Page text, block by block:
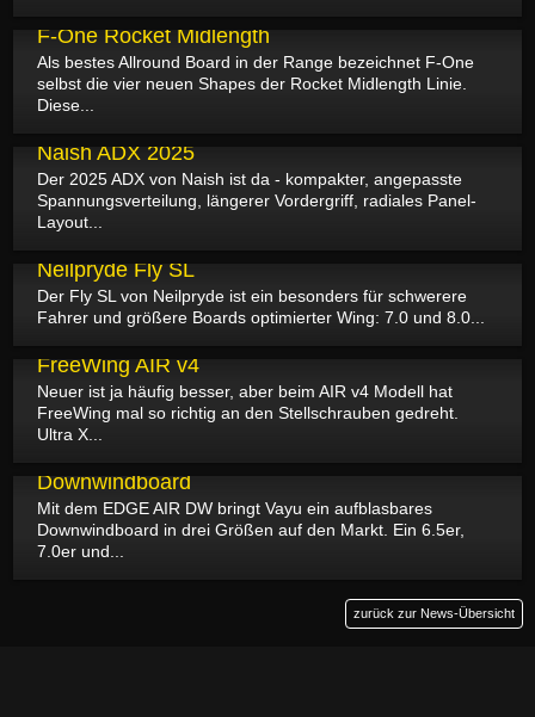
F-One Rocket Midlength
Als bestes Allround Board in der Range bezeichnet F-One
selbst die vier neuen Shapes der Rocket Midlength Linie.
Diese...
Naish ADX 2025
Der 2025 ADX von Naish ist da - kompakter, angepasste
Spannungsverteilung, längerer Vordergriff, radiales Panel-
Layout...
Neilpryde Fly SL
Der Fly SL von Neilpryde ist ein besonders für schwerere
Fahrer und größere Boards optimierter Wing: 7.0 und 8.0...
FreeWing AIR v4
Neuer ist ja häufig besser, aber beim AIR v4 Modell hat
FreeWing mal so richtig an den Stellschrauben gedreht.
Ultra X...
07.08.2024
Downwindboard
Mit dem EDGE AIR DW bringt Vayu ein aufblasbares
Downwindboard in drei Größen auf den Markt. Ein 6.5er,
7.0er und...
zurück zur News-Übersicht